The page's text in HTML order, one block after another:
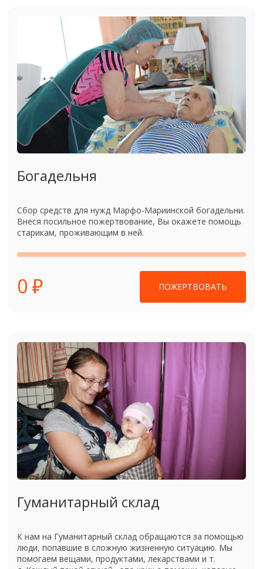
Богадельня
Сбор средств для нужд Марфо-Мариинской богадельни.
Внеся посильное пожертвование, Вы окажете помощь
старикам, проживающим в ней.
0 ₽ ПОЖЕРТВОВАТЬ
Гуманитарный склад
К нам на Гуманитарный склад обращаются за помощью
люди, попавшие в сложную жизненную ситуацию. Мы
помогаем вещами, продуктами, лекарствами и т.